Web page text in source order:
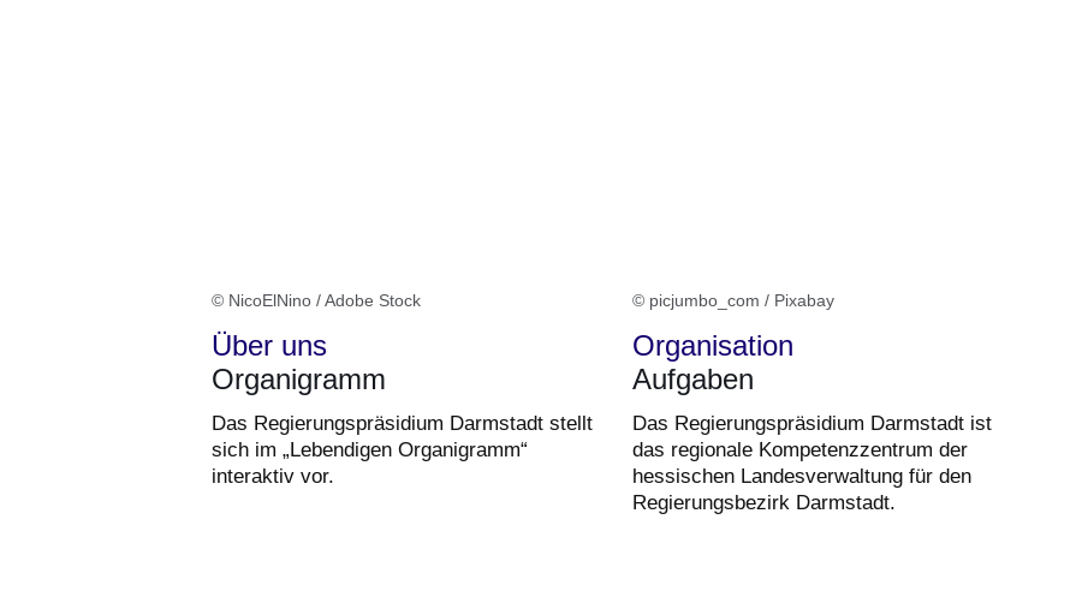
© NicoElNino / Adobe Stock
Über uns
Organigramm
Das Regierungspräsidium Darmstadt stellt
sich im „Lebendigen Organigramm“
interaktiv vor.
© picjumbo_com / Pixabay
Organisation
Aufgaben
Das Regierungspräsidium Darmstadt ist
das regionale Kompetenzzentrum der
hessischen Landesverwaltung für den
Regierungsbezirk Darmstadt.